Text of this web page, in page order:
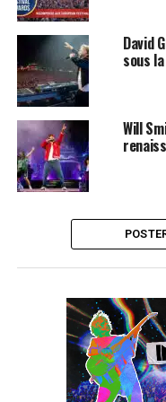
et spectacles. 80%
pour la première fois
Programme
Le Festival s’ouvrira
David
sous
Will